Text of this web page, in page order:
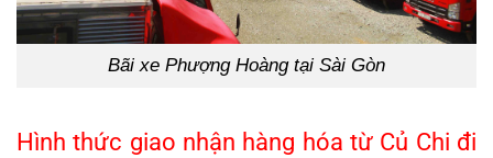
Bãi xe Phượng Hoàng tại Sài Gòn
Hình thức giao nhận hàng hóa từ Củ Chi đi